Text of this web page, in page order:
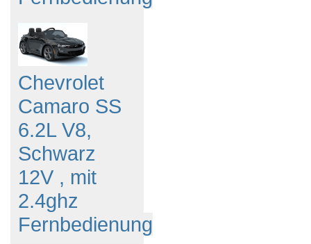
Chevrolet
Camaro SS
6.2L V8,
Schwarz
12V , mit
2.4ghz
Fernbedienung